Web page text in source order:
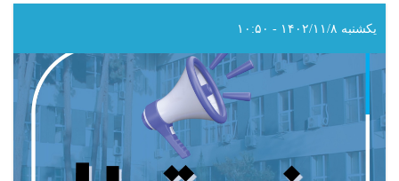
ناروغۍ
نړیواله
یکشنبه ۱۴۰۲/۱۱/۸ - ۱۰:۵۰